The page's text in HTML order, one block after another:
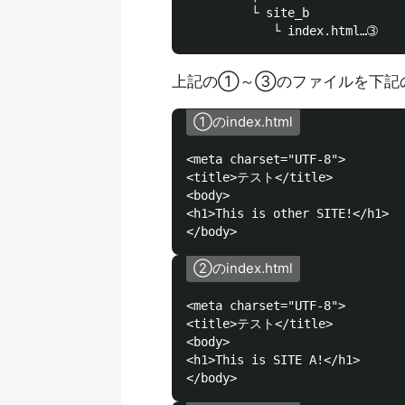
         └ site_b
上記の➀～➂のファイルを下記
➀のindex.html
<meta charset="UTF-8">
<title>テスト</title>
<body>
<h1>This is other SITE!</h1>
➁のindex.html
<meta charset="UTF-8">
<title>テスト</title>
<body>
<h1>This is SITE A!</h1>